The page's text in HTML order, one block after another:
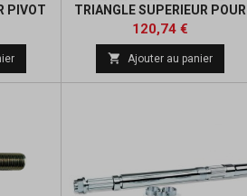
PIVOT
TRIANGLE SUPERIEUR POUR
YAMAHA YFM660R
Prix
120,74 €Prix
de
base
 Ajouter au panier